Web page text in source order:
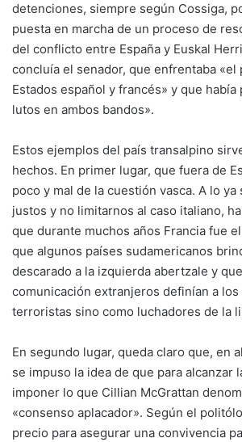
detenciones, siempre según Cossiga,
puesta en marcha de un proceso de
del conflicto entre España y Euskal
concluía el senador, que enfrentaba «el
Estados español y francés» y que había
lutos en ambos bandos».
Estos ejemplos del país transalpino
hechos. En primer lugar, que fuera de
poco y mal de la cuestión vasca. A lo ya
justos y no limitarnos al caso italiano,
que durante muchos años Francia fue
que algunos países sudamericanos
descarado a la izquierda abertzale y
comunicación extranjeros definían a
terroristas sino como luchadores de la
En segundo lugar, queda claro que, en
se impuso la idea de que para alcanzar
imponer lo que Cillian McGrattan
«consenso aplacador». Según el
precio para asegurar una convivencia